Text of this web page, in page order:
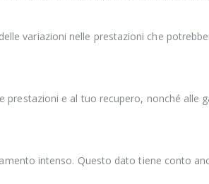
variazioni nelle prestazioni che
prestazioni e al tuo recupero, nonché alle
intenso. Questo dato tiene conto